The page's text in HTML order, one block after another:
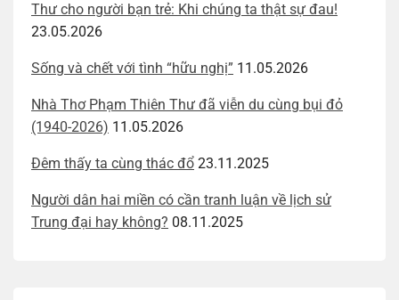
Thư cho người bạn trẻ: Khi chúng ta thật sự đau!
23.05.2026
Sống và chết với tình “hữu nghị” 11.05.2026
Nhà Thơ Phạm Thiên Thư đã viễn du cùng bụi đỏ
(1940-2026) 11.05.2026
Đêm thấy ta cùng thác đổ 23.11.2025
Người dân hai miền có cần tranh luận về lịch sử
Trung đại hay không? 08.11.2025